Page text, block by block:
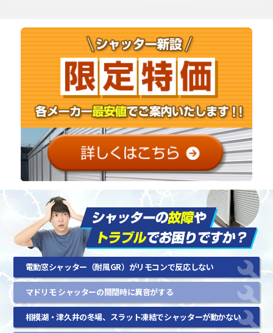
電動窓シャッター（耐風GR）がリモコンで反応しない
マドリモ シャッターの開閉時に異音がする
相模湖・津久井の冬場、スラット凍結でシャッターが動かない